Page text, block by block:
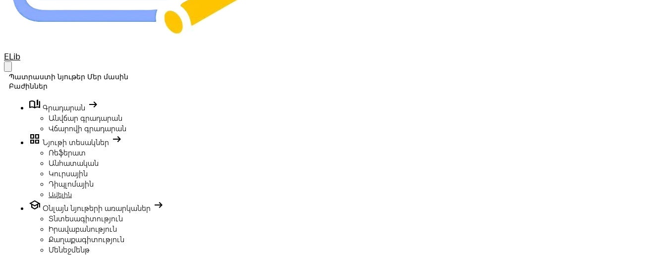
Your Company
ELib
Պատրաստի նյութեր Մեր մասին
Բաժիններ
book_ribbon Գրադարան arrow_right_alt
Անվճար գրադարան
Վճարովի գրադարան
grid_view Նյութի տեսակներ arrow_right_alt
Ռեֆերատ
Անհատական
Կուրսային
Դիպլոմային
Ավելին
school Օնլայն նյութերի առարկաներ arrow_right_alt
Տնտեսագիտություն
Իրավաբանություն
Քաղաքագիտություն
Մենեջմենթ